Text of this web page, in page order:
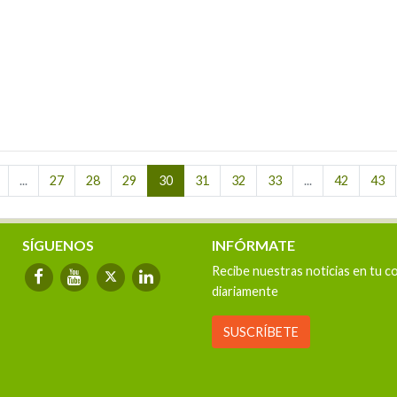
... 27 28 29 30 31 32 33 ... 42 43
SÍGUENOS INFÓRMATE
Recibe nuestras noticias en tu
diariamente
SUSCRÍBETE